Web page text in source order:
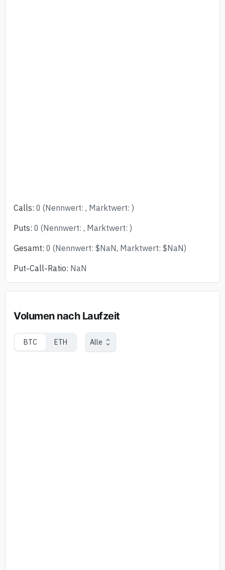
Calls: 0 (Nennwert: , Marktwert: )
Puts: 0 (Nennwert: , Marktwert: )
Gesamt: 0 (Nennwert: $NaN, Marktwert: $NaN)
Put-Call-Ratio: NaN
Volumen nach Laufzeit
BTC ETH Alle